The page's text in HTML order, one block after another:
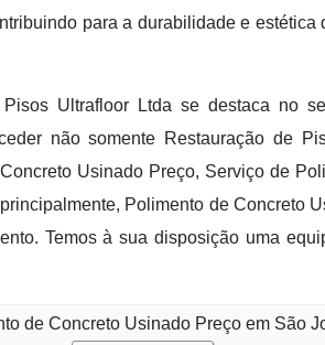
para a durabilidade e estética
Ultrafloor Ltda se destaca no
não somente Restauração de
Usinado Preço, Serviço de
Polimento de Concreto
Temos à sua disposição uma
de Concreto Usinado Preço em São